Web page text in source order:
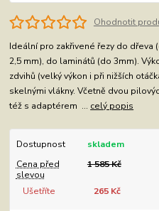
Ohodnotit
Ideální pro zakřivené řezy do dřeva
2,5 mm), do laminátů (do 3mm).
zdvihů (velký výkon i při nižších
skelnými vlákny. Včetně dvou
též s adaptérem ... celý popis
Dostupnost
skladem
Cena před
slevou
1 585 Kč
Ušetříte 265 Kč